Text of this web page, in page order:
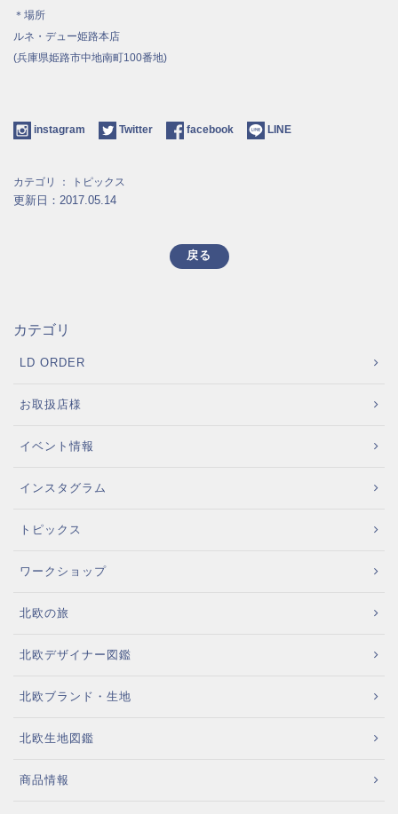
＊場所
ルネ・デュー姫路本店
(兵庫県姫路市中地南町100番地)
instagram Twitter facebook LINE
カテゴリ ： トピックス
更新日：2017.05.14
戻る
カテゴリ
LD ORDER
お取扱店様
イベント情報
インスタグラム
トピックス
ワークショップ
北欧の旅
北欧デザイナー図鑑
北欧ブランド・生地
北欧生地図鑑
商品情報